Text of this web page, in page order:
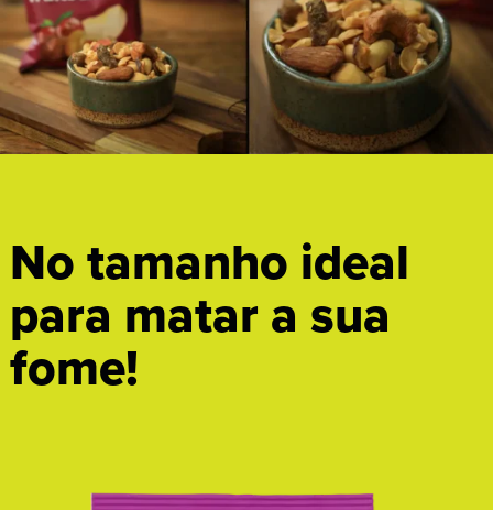
No tamanho ideal
para matar a sua
fome!